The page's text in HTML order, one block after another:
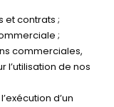
et contrats ;
;
commerciales,
l’utilisation de nos
d’un